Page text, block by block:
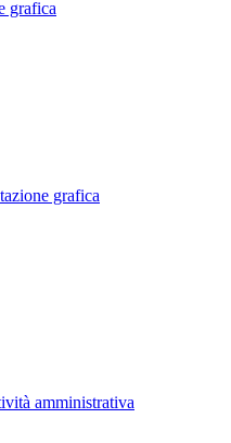
grafica
grafica
amministrativa